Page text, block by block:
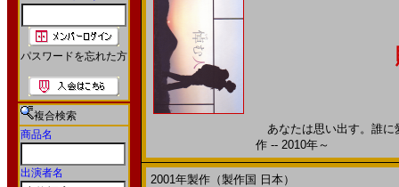
パスワードを忘れた方
複合検索
商品名
出演者名
あなたは思い出す。誰
作 -- 2010年～
2001年製作（製作国 日本）